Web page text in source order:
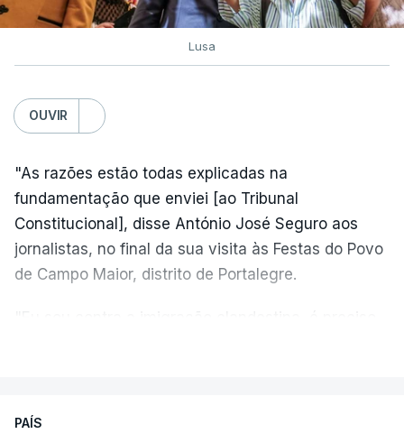
Lusa
OUVIR
"As razões estão todas explicadas na
fundamentação que enviei [ao Tribunal
Constitucional], disse António José Seguro aos
jornalistas, no final da sua visita às Festas do Povo
de Campo Maior, distrito de Portalegre.
nada disto é incompatível com tratarmos com
PAÍS